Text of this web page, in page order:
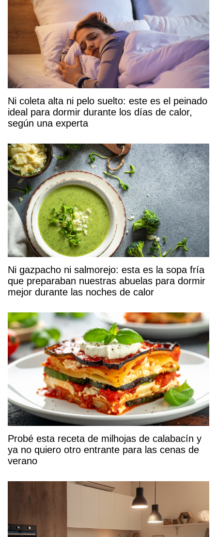
Ni coleta alta ni pelo suelto: este es el peinado
ideal para dormir durante los días de calor,
según una experta
Ni gazpacho ni salmorejo: esta es la sopa fría
que preparaban nuestras abuelas para dormir
mejor durante las noches de calor
Probé esta receta de milhojas de calabacín y
ya no quiero otro entrante para las cenas de
verano